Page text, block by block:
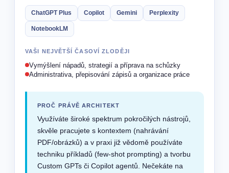
ChatGPT Plus Copilot Gemini Perplexity
NotebookLM
VAŠI NEJVĚTŠÍ ČASOVÍ ZLODĚJI
Vymýšlení nápadů, strategií a příprava na schůzky
Administrativa, přepisování zápisů a organizace práce
PROČ PRÁVĚ ARCHITEKT
Využíváte široké spektrum pokročilých nástrojů,
skvěle pracujete s kontextem (nahrávání
PDF/obrázků) a v praxi již vědomě používáte
techniku příkladů (few-shot prompting) a tvorbu
Custom GPTs či Copilot agentů. Nečekáte na